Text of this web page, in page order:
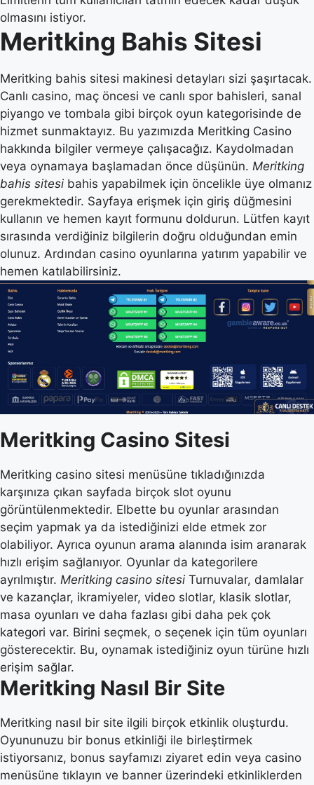
olmasını istiyor.
Meritking Bahis Sitesi
Meritking bahis sitesi makinesi detayları sizi şaşırtacak.
Canlı casino, maç öncesi ve canlı spor bahisleri, sanal
piyango ve tombala gibi birçok oyun kategorisinde de
hizmet sunmaktayız. Bu yazımızda Meritking Casino
hakkında bilgiler vermeye çalışacağız. Kaydolmadan
veya oynamaya başlamadan önce düşünün. Meritking
bahis sitesi bahis yapabilmek için öncelikle üye olmanız
gerekmektedir. Sayfaya erişmek için giriş düğmesini
kullanın ve hemen kayıt formunu doldurun. Lütfen kayıt
sırasında verdiğiniz bilgilerin doğru olduğundan emin
olunuz. Ardından casino oyunlarına yatırım yapabilir ve
hemen katılabilirsiniz.
Meritking Casino Sitesi
Meritking casino sitesi menüsüne tıkladığınızda
karşınıza çıkan sayfada birçok slot oyunu
görüntülenmektedir. Elbette bu oyunlar arasından
seçim yapmak ya da istediğinizi elde etmek zor
olabiliyor. Ayrıca oyunun arama alanında isim aranarak
hızlı erişim sağlanıyor. Oyunlar da kategorilere
ayrılmıştır. Meritking casino sitesi Turnuvalar, damlalar
ve kazançlar, ikramiyeler, video slotlar, klasik slotlar,
masa oyunları ve daha fazlası gibi daha pek çok
kategori var. Birini seçmek, o seçenek için tüm oyunları
gösterecektir. Bu, oynamak istediğiniz oyun türüne hızlı
erişim sağlar.
Meritking Nasıl Bir Site
Meritking nasıl bir site ilgili birçok etkinlik oluşturdu.
Oyununuzu bir bonus etkinliği ile birleştirmek
istiyorsanız, bonus sayfamızı ziyaret edin veya casino
menüsüne tıklayın ve banner üzerindeki etkinliklerden